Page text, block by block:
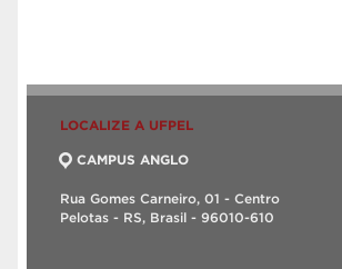
LOCALIZE A UFPEL
CAMPUS ANGLO
Rua Gomes Carneiro, 01 - Centro
Pelotas - RS, Brasil - 96010-610